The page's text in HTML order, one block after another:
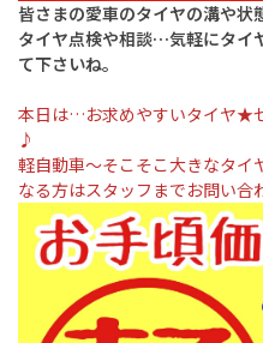
皆さまの愛車のタイヤの溝や状
タイヤ点検や相談…気軽にタイ
て下さいね。
本日は…お求めやすいタイヤ★
♪
軽自動車〜そこそこ大きなタ
なる方はスタッフまでお問い合